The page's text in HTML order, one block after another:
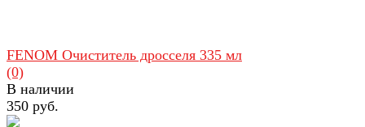
FENOM Очиститель дросселя 335 мл
(0)
В наличии
350 руб.